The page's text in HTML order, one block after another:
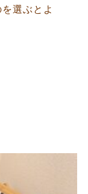
選ぶとよ